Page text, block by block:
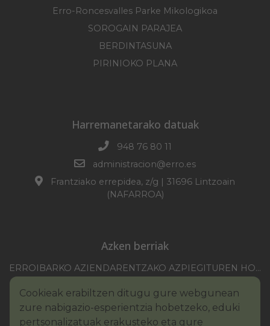
Erro-Roncesvalles Parke Mikologikoa
SOROGAIN PARAJEA
BERDINTASUNA
PIRINIOKO PLANA
Harremanetarako datuak
948 76 80 11
administracion@erro.es
Frantziako errepidea, z/g | 31696 Lintzoain
(NAFARROA)
Azken berriak
ERROIBARKO AZIENDARENTZAKO AZPIEGITUREN HOBEKUNTZA 2025-2026 KANPAINA
Cookieak erabiltzen ditugu gure webgunean
zure nabigazio-esperientzia hobetzeko, eduki
pertsonalizatuak erakusteko eta gure